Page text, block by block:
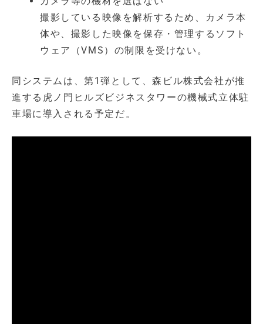
撮影している映像を解析するため、カメラ本
体や、撮影した映像を保存・管理するソフト
ウェア（VMS）の制限を受けない。
同システムは、第1弾として、森ビル株式会社が推
進する虎ノ門ヒルズビジネスタワーの機械式立体駐
車場に導入される予定だ。